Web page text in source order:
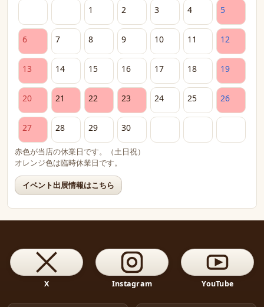
1
2 3 4 5
6 7 8 9 10 11 12
13 14 15 16 17 18 19
20 21 22 23 24 25 26
27 28 29 30
赤色が当店の休業日です。（土日祝）
オレンジ色は臨時休業日です。
イベント出展情報はこちら
X Instagram YouTube